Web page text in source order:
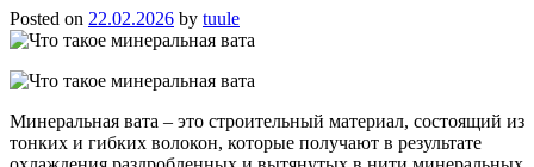
Posted on 22.02.2026 by tuule
Минеральная вата – это строительный материал, состоящий из
тонких и гибких волокон, которые получают в результате